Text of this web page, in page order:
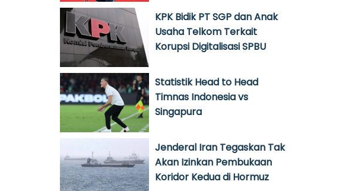
KPK Bidik PT SGP dan Anak
Usaha Telkom Terkait
Korupsi Digitalisasi SPBU
Statistik Head to Head
Timnas Indonesia vs
Singapura
Jenderal Iran Tegaskan Tak
Akan Izinkan Pembukaan
Koridor Kedua di Hormuz